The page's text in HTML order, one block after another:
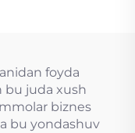
foyda
bu juda xush
biznes
bu yondashuv